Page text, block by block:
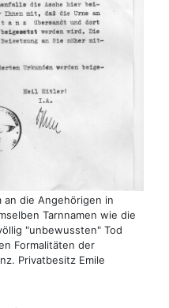
an die Angehörigen in
Tarnnamen wie die
"unbewussten" Tod
Formalitäten der
Privatbesitz Emile